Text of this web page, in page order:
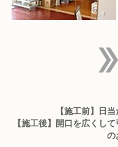
【施工前】日
【施工後】開口を広くし
の